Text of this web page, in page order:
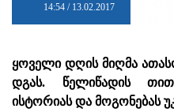
14:54 / 13.02.2017
ყოველი დღის მიღმა
დგას. წელიწადის
ისტორიას და მოგონებას